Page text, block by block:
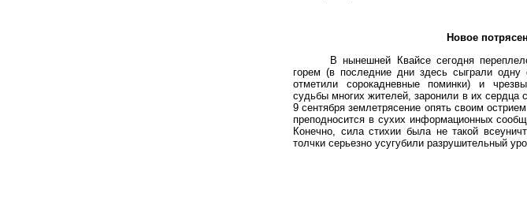
Новое
В нынешней Квайсе сегодня
горем (в последние дни здесь сыграли
отметили сорокадневные поминки) и
судьбы многих жителей, заронили в их
9 сентября землетрясение опять своим
преподносится в сухих информационных
Конечно, сила стихии была не такой
толчки серьезно усугубили разрушительный